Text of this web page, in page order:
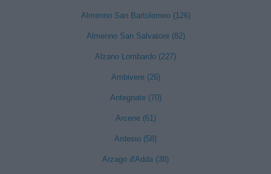
Almenno San Bartolomeo (126)
Almenno San Salvatore (82)
Alzano Lombardo (227)
Ambivere (26)
Antegnate (70)
Arcene (61)
Ardesio (58)
Arzago d'Adda (38)